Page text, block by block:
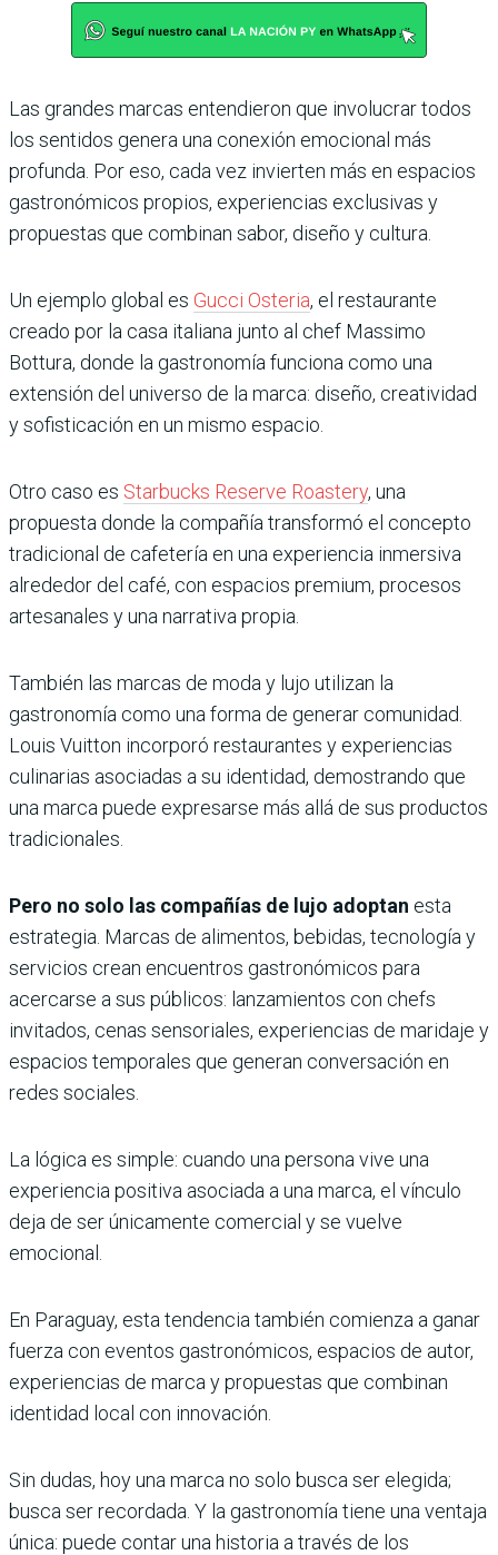
Las grandes marcas entendieron que involucrar todos
los sentidos genera una conexión emocional más
profunda. Por eso, cada vez invierten más en espacios
gastronómicos propios, experiencias exclusivas y
propuestas que combinan sabor, diseño y cultura.
Un ejemplo global es Gucci Osteria, el restaurante
creado por la casa italiana junto al chef Massimo
Bottura, donde la gastronomía funciona como una
extensión del universo de la marca: diseño, creatividad
y sofisticación en un mismo espacio.
Otro caso es Starbucks Reserve Roastery, una
propuesta donde la compañía transformó el concepto
tradicional de cafetería en una experiencia inmersiva
alrededor del café, con espacios premium, procesos
artesanales y una narrativa propia.
También las marcas de moda y lujo utilizan la
gastronomía como una forma de generar comunidad.
Louis Vuitton incorporó restaurantes y experiencias
culinarias asociadas a su identidad, demostrando que
una marca puede expresarse más allá de sus productos
tradicionales.
Pero no solo las compañías de lujo adoptan esta
estrategia. Marcas de alimentos, bebidas, tecnología y
servicios crean encuentros gastronómicos para
acercarse a sus públicos: lanzamientos con chefs
invitados, cenas sensoriales, experiencias de maridaje y
espacios temporales que generan conversación en
redes sociales.
La lógica es simple: cuando una persona vive una
experiencia positiva asociada a una marca, el vínculo
deja de ser únicamente comercial y se vuelve
emocional.
En Paraguay, esta tendencia también comienza a ganar
fuerza con eventos gastronómicos, espacios de autor,
experiencias de marca y propuestas que combinan
identidad local con innovación.
Sin dudas, hoy una marca no solo busca ser elegida;
busca ser recordada. Y la gastronomía tiene una ventaja
única: puede contar una historia a través de los